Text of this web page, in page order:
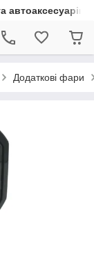
автоаксесуарів
Додаткові фари